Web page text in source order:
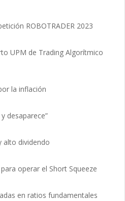
ROBOTRADER 2023
UPM de Trading Algorítmico
la inflación
desaparece”
alto dividendo
operar el Short Squeeze
en ratios fundamentales